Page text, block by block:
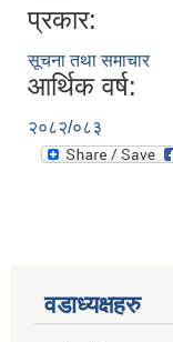
प्रकार:
सूचना तथा समाचार
आर्थिक वर्ष:
२०८२/०८३
वडाध्यक्षहरु